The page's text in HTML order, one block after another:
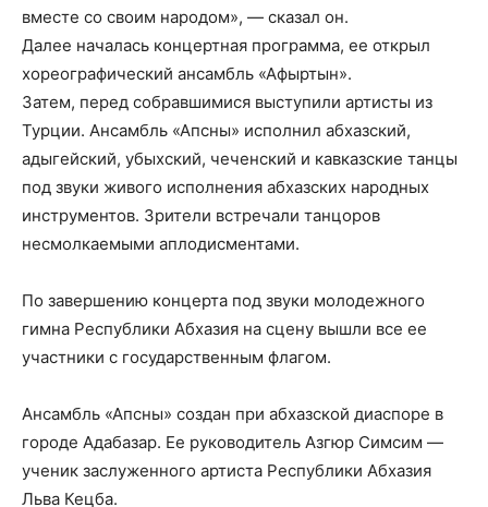
вместе со своим народом», — сказал он.
Далее началась концертная программа, ее открыл
хореографический ансамбль «Афыртын».
Затем, перед собравшимися выступили артисты из
Турции. Ансамбль «Апсны» исполнил абхазский,
адыгейский, убыхский, чеченский и кавказские танцы
под звуки живого исполнения абхазских народных
инструментов. Зрители встречали танцоров
несмолкаемыми аплодисментами.
По завершению концерта под звуки молодежного
гимна Республики Абхазия на сцену вышли все ее
участники с государственным флагом.
Ансамбль «Апсны» создан при абхазской диаспоре в
городе Адабазар. Ее руководитель Азгюр Симсим —
ученик заслуженного артиста Республики Абхазия
Льва Кецба.